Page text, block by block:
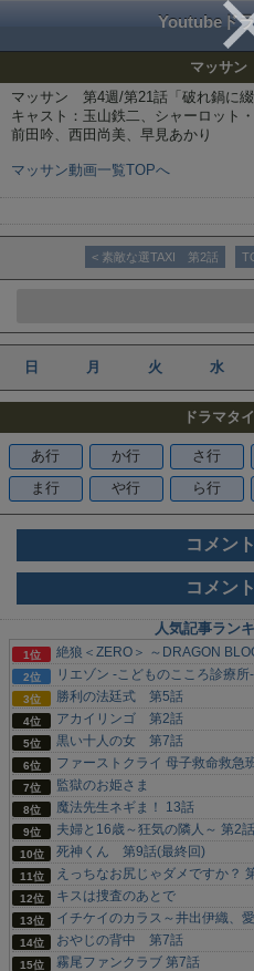
Youtubeド
マッサ
マッサン 第4週/第21話「破れ鍋に綴
キャスト：玉山鉄二、シャーロット
前田吟、西田尚美、早見あかり
マッサン動画一覧TOPへ
< 素敵な選TAXI 第2話
日 月 火 水
ドラマタ
あ行 か行 さ行
ま行
や行 ら行
コメン
コメン
人気記事ラン
絶狼＜ZERO＞ ～DRAGON
リエゾン -こどものこころ診療
勝利の法廷式 第5話
アカイリンゴ 第2話
黒い十人の女 第7話
ファーストクライ 母子救命救急
監獄のお姫さま
魔法先生ネギま！ 13話
夫婦と16歳～狂気の隣人～ 第2話
死神くん 第9話(最終回)
えっちなお尻じゃダメですか？
キスは捜査のあとで
イチケイのカラス～井出伊織、
おやじの背中 第7話
霧尾ファンクラブ 第7話